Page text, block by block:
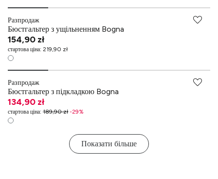
Разпродаж
Бюстгальтер з ущільненням Bogna
154,90 zł
стартова ціна: 219,90 zł
Разпродаж
Бюстгальтер з підкладкою Bogna
134,90 zł
стартова ціна: 189,90 zł -29%
Показати більше